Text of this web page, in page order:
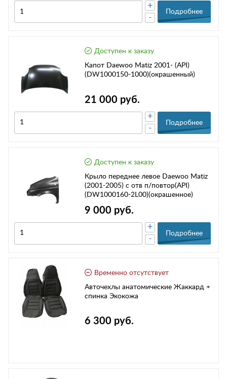
-
+
Подробнее
Доступен к заказу
Капот Daewoo Matiz 2001- (API)
(DW1000150-1000)(окрашенный)
21 000 руб.
-
+
Подробнее
Доступен к заказу
Крыло переднее левое Daewoo Matiz
(2001-2005) с отв п/повтор(API)
(DW1000160-2L00)(окрашенное)
9 000 руб.
-
+
Подробнее
Временно отсутствует
Авточехлы анатомические Жаккард +
спинка Экокожа
6 300 руб.